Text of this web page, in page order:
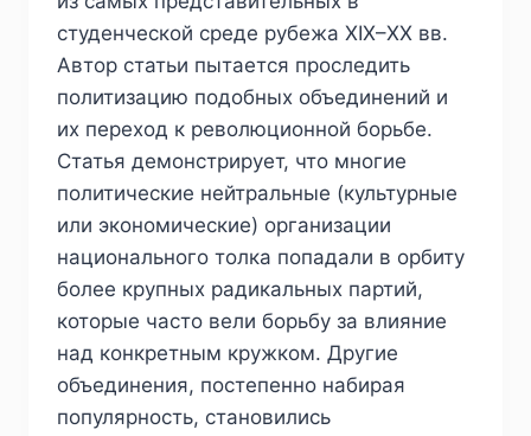
студенческой среде рубежа XIX–XX вв.
Автор статьи пытается проследить
политизацию подобных объединений и
их переход к революционной борьбе.
Статья демонстрирует, что многие
политические нейтральные (культурные
или экономические) организации
национального толка попадали в орбиту
более крупных радикальных партий,
которые часто вели борьбу за влияние
над конкретным кружком. Другие
объединения, постепенно набирая
популярность, становились